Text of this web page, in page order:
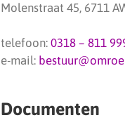
Molenstraat 45, 6711
telefoon: 0318 – 811
e-mail:
Documenten